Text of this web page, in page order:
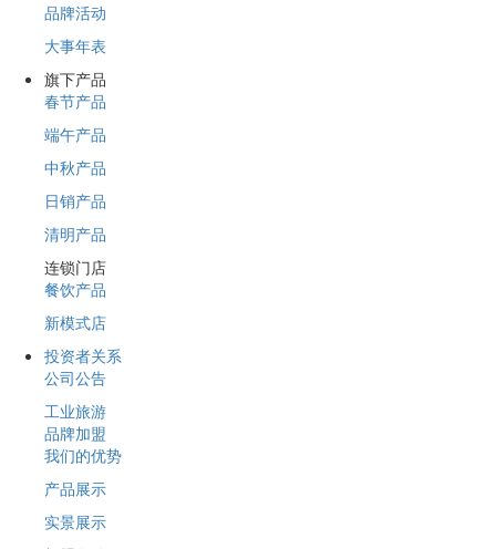
品牌活动
大事年表
旗下产品
春节产品
端午产品
中秋产品
日销产品
清明产品
连锁门店
餐饮产品
新模式店
投资者关系
公司公告
工业旅游
品牌加盟
我们的优势
产品展示
实景展示